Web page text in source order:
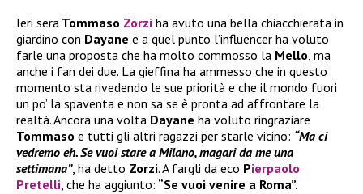
Ieri sera Tommaso Zorzi ha avuto una bella chiacchierata in
giardino con Dayane e a quel punto l’influencer ha voluto
farle una proposta che ha molto commosso la Mello, ma
anche i fan dei due. La gieffina ha ammesso che in questo
momento sta rivedendo le sue priorità e che il mondo fuori
un po’ la spaventa e non sa se è pronta ad affrontare la
realtà. Ancora una volta Dayane ha voluto ringraziare
Tommaso e tutti gli altri ragazzi per starle vicino: “Ma ci
vedremo eh. Se vuoi stare a Milano, magari da me una
settimana”, ha detto Zorzi. A fargli da eco Pierpaolo
Pretelli, che ha aggiunto: “Se vuoi venire a Roma”.